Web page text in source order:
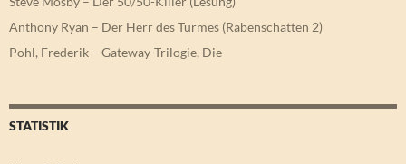
Anthony Ryan – Der Herr des Turmes (Rabenschatten 2)
Pohl, Frederik – Gateway-Trilogie, Die
STATISTIK